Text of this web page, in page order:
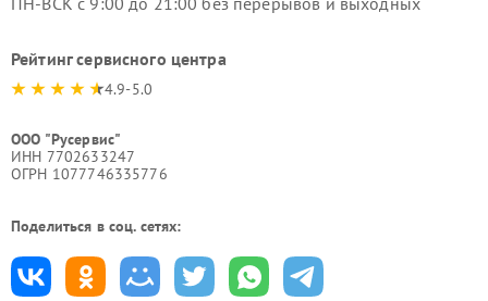
Рейтинг сервисного центра
4.9-5.0
ООО "Русервис"
ИНН 7702633247
ОГРН 1077746335776
Поделиться в соц. сетях: